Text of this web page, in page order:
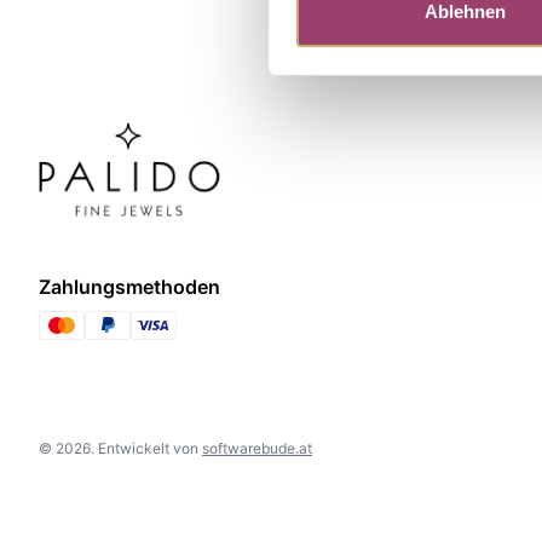
Ablehnen
Zahlungsmethoden
© 2026. Entwickelt von softwarebude.at